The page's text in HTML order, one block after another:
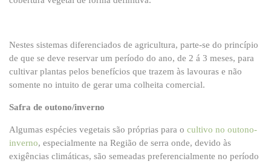
Nestes sistemas diferenciados de agricultura, parte-se do princípio
de que se deve reservar um período do ano, de 2 á 3 meses, para
cultivar plantas pelos benefícios que trazem às lavouras e não
somente no intuito de gerar uma colheita comercial.
Safra de outono/inverno
Algumas espécies vegetais são próprias para o cultivo no outono-
inverno, especialmente na Região de serra onde, devido às
exigências climáticas, são semeadas preferencialmente no período